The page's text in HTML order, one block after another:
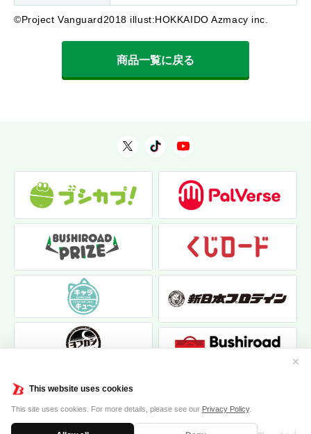
This website uses cookies
This site uses cookies. For more details, please see our Privacy Policy.
✕
©Project Vanguard2018 illust:HOKKAIDO Azmacy inc.
商品一覧に戻る